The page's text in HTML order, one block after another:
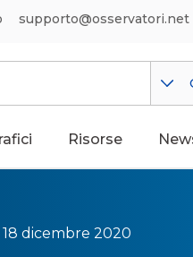
supporto@osservatori.net
Risorse
dicembre 2020